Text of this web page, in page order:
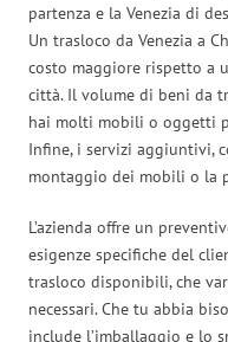
partenza e la Venezia di
Un trasloco da Venezia a
costo maggiore rispetto a
città. Il volume di beni da
hai molti mobili o oggetti
Infine, i servizi aggiuntivi,
montaggio dei mobili o la
L’azienda offre un
esigenze specifiche del
trasloco disponibili, che
necessari. Che tu abbia
include l’imballaggio e lo